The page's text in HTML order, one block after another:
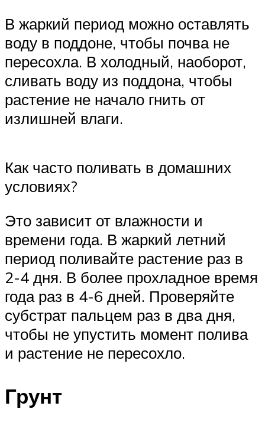
В жаркий период можно оставлять
воду в поддоне, чтобы почва не
пересохла. В холодный, наоборот,
сливать воду из поддона, чтобы
растение не начало гнить от
излишней влаги.
Как часто поливать в домашних
условиях?
Это зависит от влажности и
времени года. В жаркий летний
период поливайте растение раз в
2-4 дня. В более прохладное время
года раз в 4-6 дней. Проверяйте
субстрат пальцем раз в два дня,
чтобы не упустить момент полива
и растение не пересохло.
Грунт